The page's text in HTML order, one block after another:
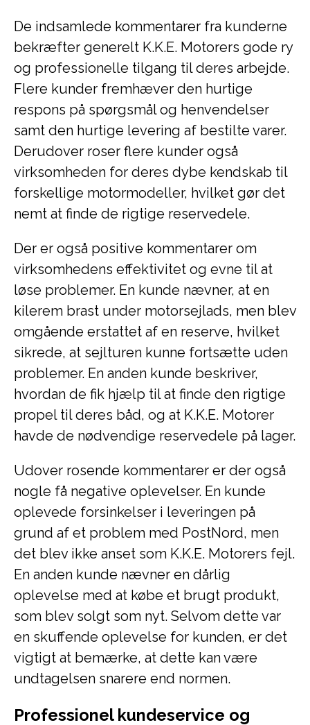
De indsamlede kommentarer fra kunderne
bekræfter generelt K.K.E. Motorers gode ry
og professionelle tilgang til deres arbejde.
Flere kunder fremhæver den hurtige
respons på spørgsmål og henvendelser
samt den hurtige levering af bestilte varer.
Derudover roser flere kunder også
virksomheden for deres dybe kendskab til
forskellige motormodeller, hvilket gør det
nemt at finde de rigtige reservedele.
Der er også positive kommentarer om
virksomhedens effektivitet og evne til at
løse problemer. En kunde nævner, at en
kilerem brast under motorsejlads, men blev
omgående erstattet af en reserve, hvilket
sikrede, at sejlturen kunne fortsætte uden
problemer. En anden kunde beskriver,
hvordan de fik hjælp til at finde den rigtige
propel til deres båd, og at K.K.E. Motorer
havde de nødvendige reservedele på lager.
Udover rosende kommentarer er der også
nogle få negative oplevelser. En kunde
oplevede forsinkelser i leveringen på
grund af et problem med PostNord, men
det blev ikke anset som K.K.E. Motorers fejl.
En anden kunde nævner en dårlig
oplevelse med at købe et brugt produkt,
som blev solgt som nyt. Selvom dette var
en skuffende oplevelse for kunden, er det
vigtigt at bemærke, at dette kan være
undtagelsen snarere end normen.
Professionel kundeservice og